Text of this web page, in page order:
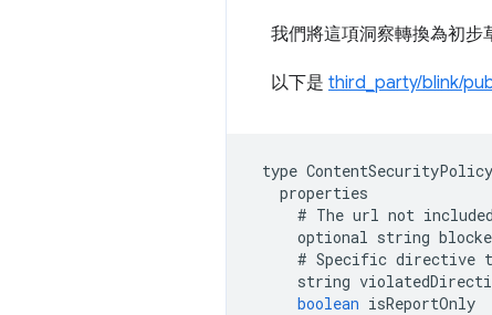
我們將這項洞察轉換為初步
以下是 third_party/blink/
type
properties
# The url not included
optional string
# Specific directive
string
boolean isReportOnly